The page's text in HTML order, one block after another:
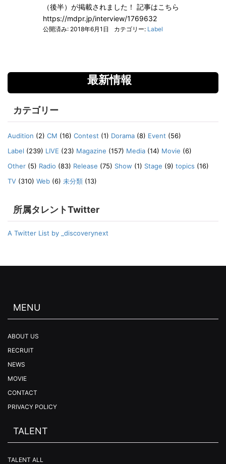
（後半）が掲載されました！ 記事はこちら
https://mdpr.jp/interview/1769632
公開済み: 2018年6月1日 カテゴリー: Label
最新情報
カテゴリー
Audition (2) CM (16) Contest (1) Dorama (8) Event (56)
Label (239) LIVE (23) Magazine (157) Media (14) Movie (6)
Other (5) Radio (83) Release (75) Show (1) Stage (9) topics (16)
TV (310) Web (6) 未分類 (13)
所属タレントTwitter
A Twitter List by _discoverynext
MENU
ABOUT US
RECRUIT
NEWS
MOVIE
CONTACT
PRIVACY POLICY
TALENT
TALENT ALL